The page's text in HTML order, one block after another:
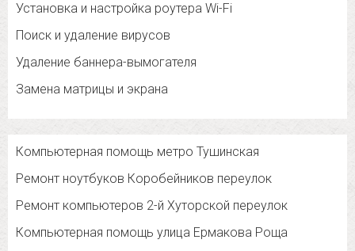
Установка и настройка роутера Wi-Fi
Поиск и удаление вирусов
Удаление баннера-вымогателя
Замена матрицы и экрана
Компьютерная помощь метро Тушинская
Ремонт ноутбуков Коробейников переулок
Ремонт компьютеров 2-й Хуторской переулок
Компьютерная помощь улица Ермакова Роща